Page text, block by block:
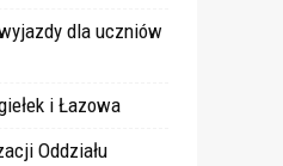
dla uczniów
i Łazowa
Oddziału